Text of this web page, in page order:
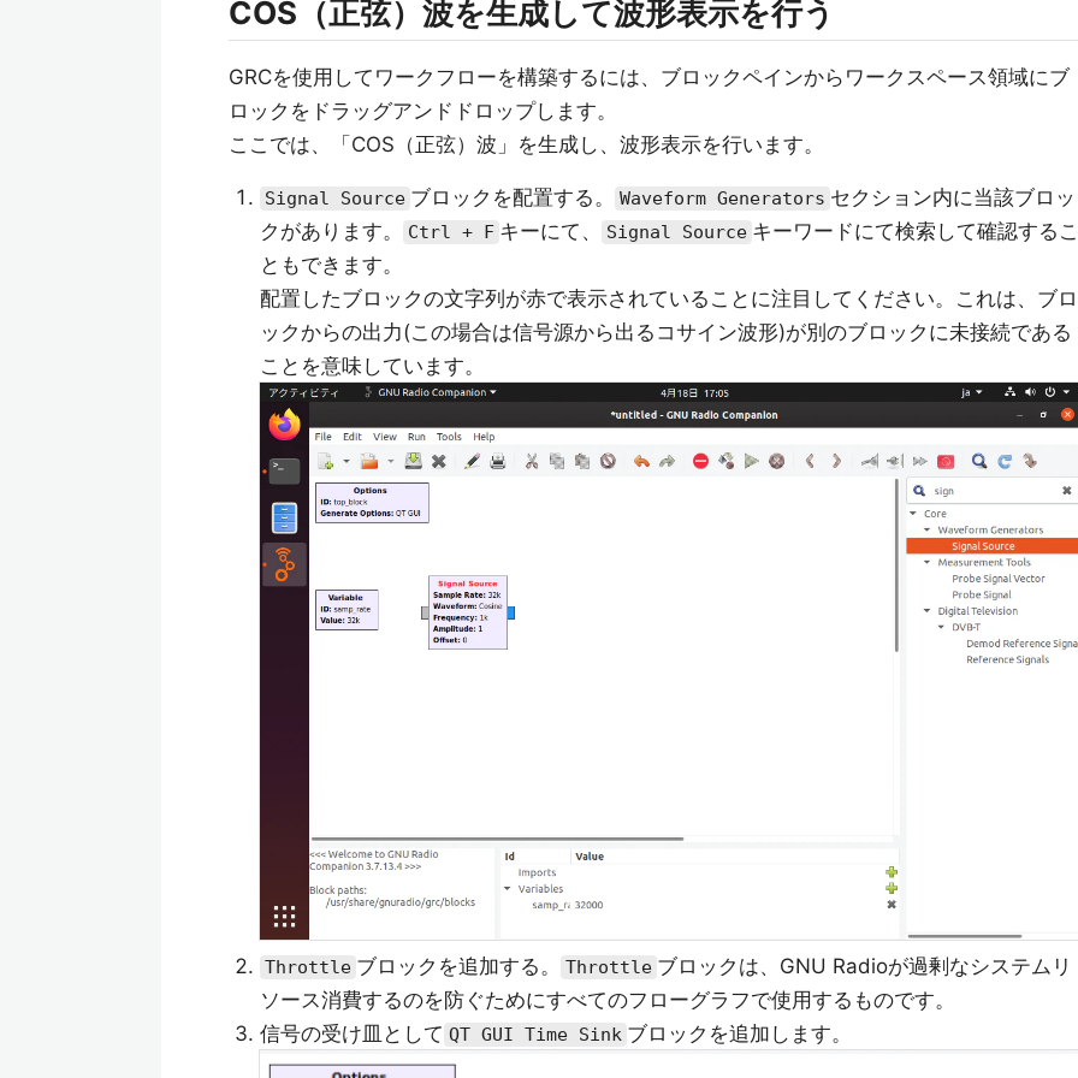
COS（正弦）波を生成して波形表示を行う
GRCを使用してワークフローを構築するには、ブロックペインからワークスペース領域にブ
ロックをドラッグアンドドロップします。
ここでは、「COS（正弦）波」を生成し、波形表示を行います。
Signal Source ブロックを配置する。 Waveform Generators セクション内に当該ブロッ
クがあります。
Ctrl + F キーにて、 Signal Source キーワードにて検索して確認するこ
ともできます。
配置したブロックの文字列が赤で表示されていることに注目してください。これは、ブロ
ックからの出力(この場合は信号源から出るコサイン波形)が別のブロックに未接続である
ことを意味しています。
Throttle ブロックを追加する。 Throttle ブロックは、GNU Radioが過剰なシステムリ
ソース消費するのを防ぐためにすべてのフローグラフで使用するものです。
信号の受け皿として QT GUI Time Sink ブロックを追加します。